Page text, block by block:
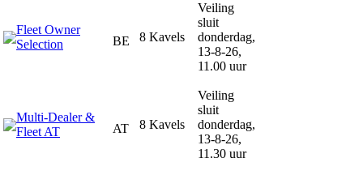
Fleet Owner
Selection
BE 8 Kavels
Veiling
sluit
donderdag,
13-8-26,
11.00 uur
Multi-Dealer &
Fleet AT
AT 8 Kavels
Veiling
sluit
donderdag,
13-8-26,
11.30 uur